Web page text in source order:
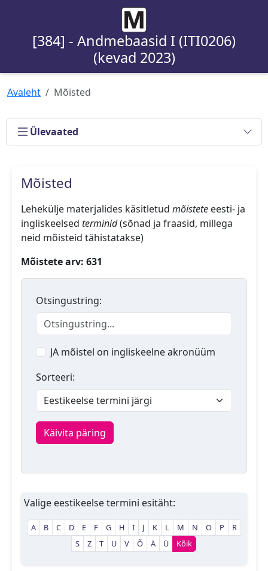
[384] - Andmebaasid I (ITI0206)
(kevad 2023)
Avaleht Mõisted
Ülevaated
Mõisted
Lehekülje materjalides käsitletud mõistete eesti- ja
ingliskeelsed terminid(sõnad ja fraasid, millega
neid mõisteid tähistatakse)
Mõistete arv: 631
Otsingustring:
JA mõistel on ingliskeelne akronüüm
Sorteeri:
Käivita päring
Valige eestikeelse termini esitäht:
A B C D E F G H I J K L M N O P
R
S
Z T U V Õ Ä Ü Kõik